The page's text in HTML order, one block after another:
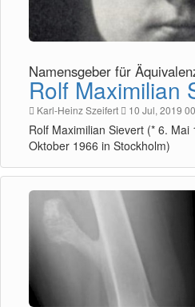
Namensgeber für
Rolf Maximilian
Karl-Heinz Szeifert 10 Jul, 2019
Rolf Maximilian Sievert (* 6.
Oktober 1966 in Stockholm)